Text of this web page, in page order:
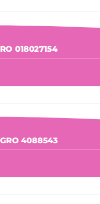
018027154
4088543